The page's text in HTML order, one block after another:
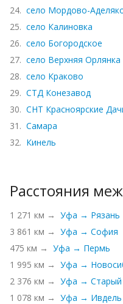
24. село Мордово-
25. село Калиновка
26. село Богородское
27. село Верхняя Орлянка
28. село Краково
29. СТД Конезавод
30. СНТ Красноярские
31. Самара
32. Кинель
Расстояния
1 271 км → Уфа → Рязань
3 861 км → Уфа → София
475 км → Уфа → Пермь
1 995 км → Уфа →
2 376 км → Уфа →
1 078 км → Уфа → Ивдель